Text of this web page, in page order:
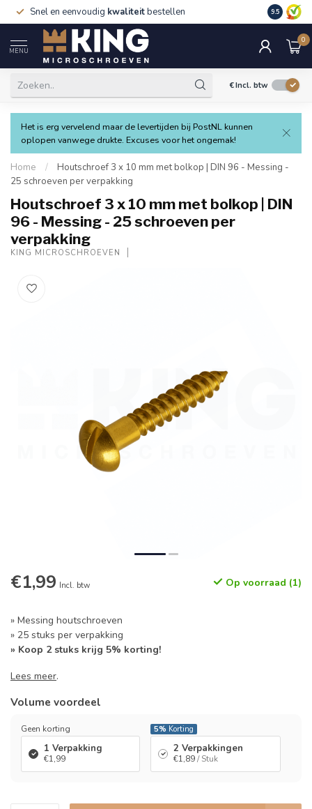
Snel en eenvoudig kwaliteitbestellen 9.5
MENU
0
€Incl. btw
Het is erg vervelend maar de levertijden bij PostNL kunnen
oplopen vanwege drukte. Excuses voor het ongemak!
Home /
Houtschroef 3 x 10 mm met bolkop | DIN 96 - Messing -
25 schroeven per verpakking
Houtschroef 3 x 10 mm met bolkop | DIN
96 - Messing - 25 schroeven per
verpakking
KING MICROSCHROEVEN
€1,99 Incl. btw Op voorraad (1)
» Messing houtschroeven
» 25 stuks per verpakking
» Koop 2 stuks krijg 5% korting!
Lees meer.
Volume voordeel
Geen korting
1 Verpakking
€1,99
5% Korting
2 Verpakkingen
€1,89/ Stuk